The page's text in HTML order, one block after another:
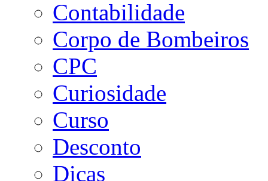
Contabilidade
Corpo de Bombeiros
CPC
Curiosidade
Curso
Desconto
Dicas